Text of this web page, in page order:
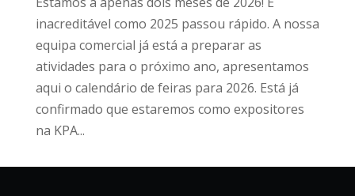
inacreditável como 2025 passou rápido. A nossa
equipa comercial já está a preparar as
atividades para o próximo ano, apresentamos
aqui o calendário de feiras para 2026. Está já
confirmado que estaremos como expositores
na KPA...